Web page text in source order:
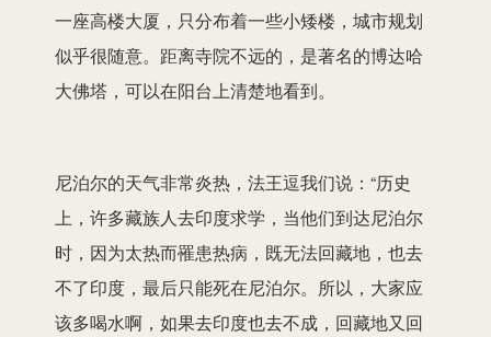
一座高楼大厦，只分布着一些小矮楼，城市规划
似乎很随意。距离寺院不远的，是著名的博达哈
大佛塔，可以在阳台上清楚地看到。
尼泊尔的天气非常炎热，法王逗我们说：“历史
上，许多藏族人去印度求学，当他们到达尼泊尔
时，因为太热而罹患热病，既无法回藏地，也去
不了印度，最后只能死在尼泊尔。所以，大家应
该多喝水啊，如果去印度也去不成，回藏地又回